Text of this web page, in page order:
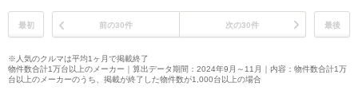
最初 前の30件 次の30件 最後
※人気のクルマは平均1ヶ月で掲載終了
物件数合計1万台以上のメーカー｜算出データ期間：2024年9月～11月｜内容：物件数合計1万
台以上のメーカーのうち、掲載が終了した物件数が1,000台以上の場合